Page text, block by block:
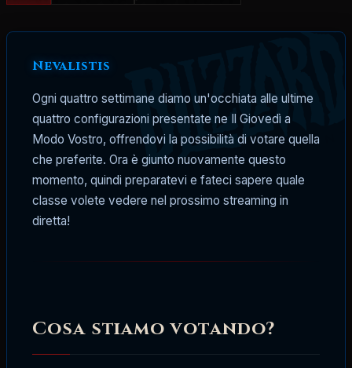
Nevalistis
Ogni quattro settimane diamo un'occhiata alle ultime
quattro configurazioni presentate ne Il Giovedì a
Modo Vostro, offrendovi la possibilità di votare quella
che preferite. Ora è giunto nuovamente questo
momento, quindi preparatevi e fateci sapere quale
classe volete vedere nel prossimo streaming in
diretta!
Cosa stiamo votando?